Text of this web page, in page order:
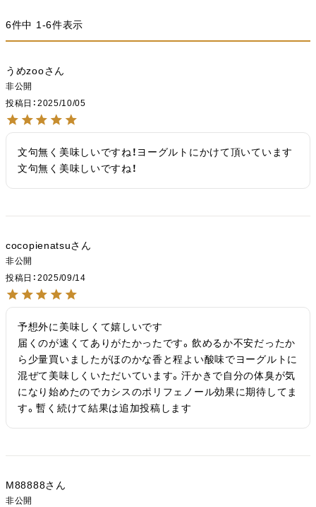
6件中 1-6件表示
うめzoo
非公開
投稿日
2025/10/05
文句無く美味しいですね！ヨーグルトにかけて頂いています
文句無く美味しいですね！
cocopienatsu
非公開
投稿日
2025/09/14
予想外に美味しくて嬉しいです
届くのが速くてありがたかったです。飲めるか不安だったか
ら少量買いましたがほのかな香と程よい酸味でヨーグルトに
混ぜて美味しくいただいています。汗かきで自分の体臭が気
になり始めたのでカシスのポリフェノール効果に期待してま
す。暫く続けて結果は追加投稿します
M88888
非公開